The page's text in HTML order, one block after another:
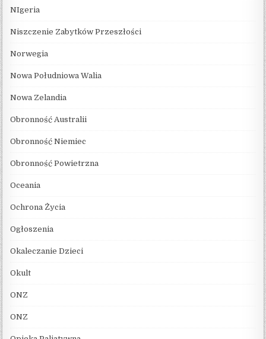
NIgeria
Niszczenie Zabytków Przeszłości
Norwegia
Nowa Południowa Walia
Nowa Zelandia
Obronność Australii
Obronność Niemiec
Obronność Powietrzna
Oceania
Ochrona Życia
Ogłoszenia
Okaleczanie Dzieci
Okult
ONZ
ONZ